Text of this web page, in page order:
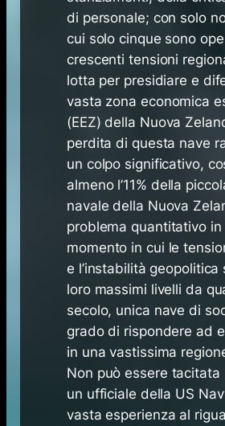
di personale; con solo
cui solo cinque sono
crescenti tensioni
lotta per presidiare e
vasta zona economica
(EEZ) della Nuova
perdita di questa nave
un colpo significativo,
almeno l’11% della
navale della Nuova
problema quantitativo in
momento in cui le
e l’instabilità geopolitica
loro massimi livelli da
secolo, unica nave di
grado di rispondere ad
in una vastissima
Non può essere tacitata
un ufficiale della US
vasta esperienza al